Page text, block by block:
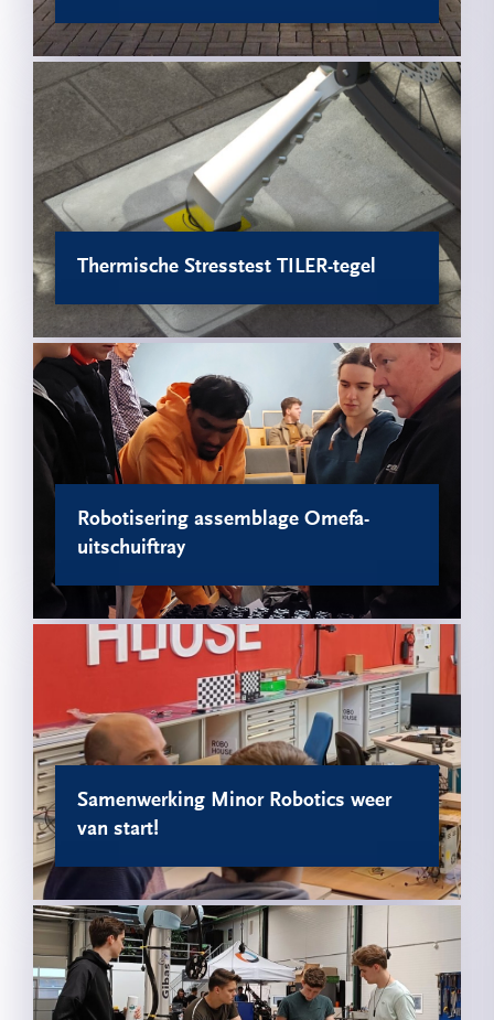
Thermische Stresstest TILER-tegel
Robotisering assemblage Omefa-
uitschuiftray
Samenwerking Minor Robotics weer
van start!